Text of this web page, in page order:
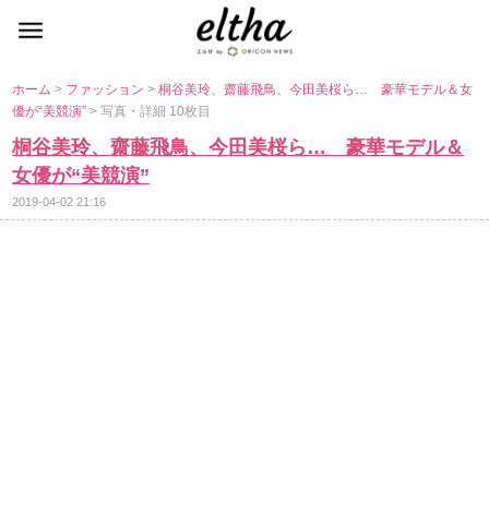
ホーム> ファッション>桐谷美玲、齋藤飛鳥、今田美桜ら… 豪華モデル＆女
優が“美競演”> 写真・詳細 10枚目
桐谷美玲、齋藤飛鳥、今田美桜ら… 豪華モデル＆
女優が“美競演”
2019-04-02 21:16